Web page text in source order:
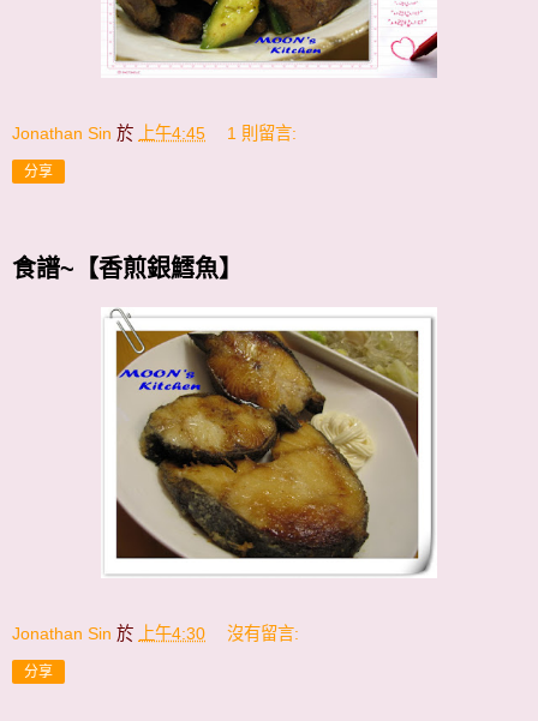
Jonathan Sin 於 上午4:45 1 則留言:
分享
食譜~【香煎銀鱈魚】
Jonathan Sin 於 上午4:30 沒有留言:
分享